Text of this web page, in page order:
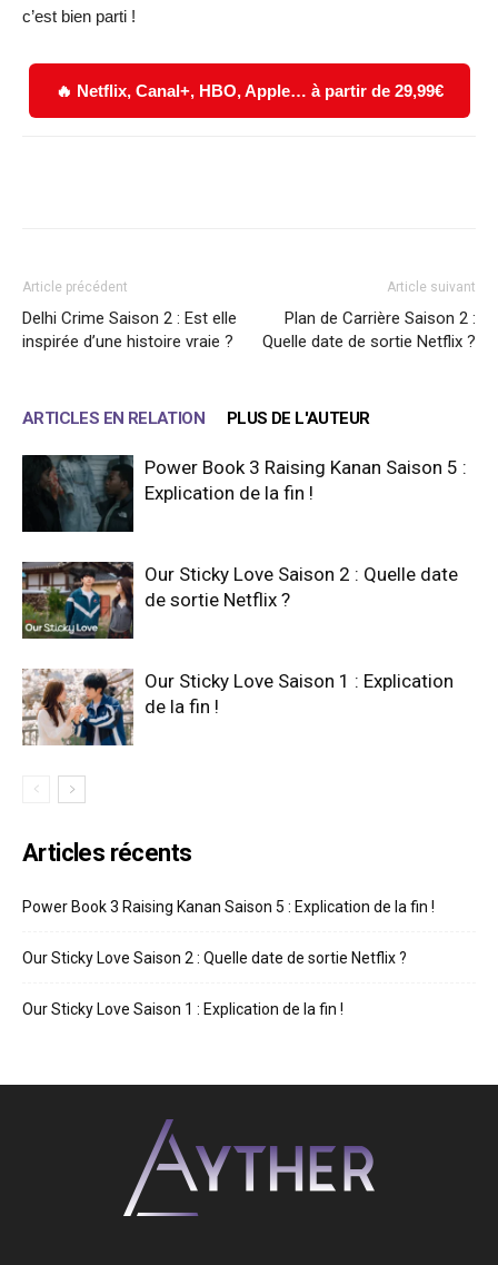
c’est bien parti !
🔥 Netflix, Canal+, HBO, Apple… à partir de 29,99€
Article précédent
Delhi Crime Saison 2 : Est elle
inspirée d’une histoire vraie ?
Article suivant
Plan de Carrière Saison 2 :
Quelle date de sortie Netflix ?
ARTICLES EN RELATION PLUS DE L'AUTEUR
Power Book 3 Raising Kanan Saison 5 :
Explication de la fin !
Our Sticky Love Saison 2 : Quelle date
de sortie Netflix ?
Our Sticky Love Saison 1 : Explication
de la fin !
Articles récents
Power Book 3 Raising Kanan Saison 5 : Explication de la fin !
Our Sticky Love Saison 2 : Quelle date de sortie Netflix ?
Our Sticky Love Saison 1 : Explication de la fin !